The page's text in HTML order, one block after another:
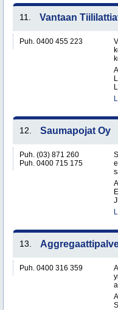
11. Vantaan
Puh. 0400 455 223
12. Saumapojat Oy
Puh. (03) 871 260
Puh. 0400 715 175
13.
Puh. 0400 316 359